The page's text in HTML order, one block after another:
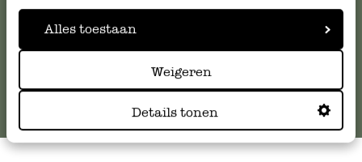
Alles toestaan
Weigeren
Details tonen
Online-Kundenservice